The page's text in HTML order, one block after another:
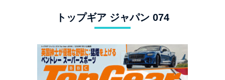
トップギア ジャパン 074